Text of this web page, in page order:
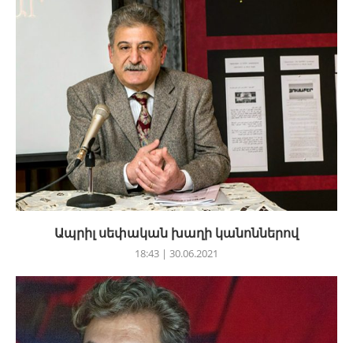
Ապրիլ սեփական խաղի կանոններով
18:43 | 30.06.2021